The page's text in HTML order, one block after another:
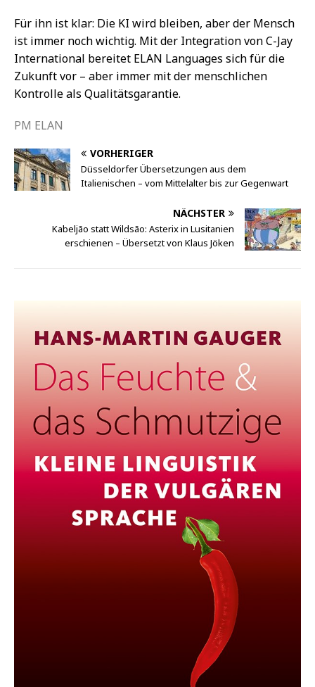
Für ihn ist klar: Die KI wird bleiben, aber der Mensch
ist immer noch wichtig. Mit der Integration von C-Jay
International bereitet ELAN Languages sich für die
Zukunft vor – aber immer mit der menschlichen
Kontrolle als Qualitätsgarantie.
PM ELAN
VORHERIGER
Düsseldorfer Übersetzungen aus dem
Italienischen – vom Mittelalter bis zur Gegenwart
NÄCHSTER
Kabeljão statt Wildsão: Asterix in Lusitanien
erschienen – Übersetzt von Klaus Jöken